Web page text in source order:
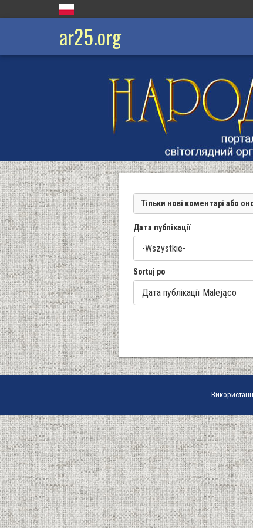
ar25.org
Тільки нові коментарі або
Дата публікації
Sortuj po